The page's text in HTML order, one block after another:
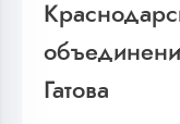
Гатова